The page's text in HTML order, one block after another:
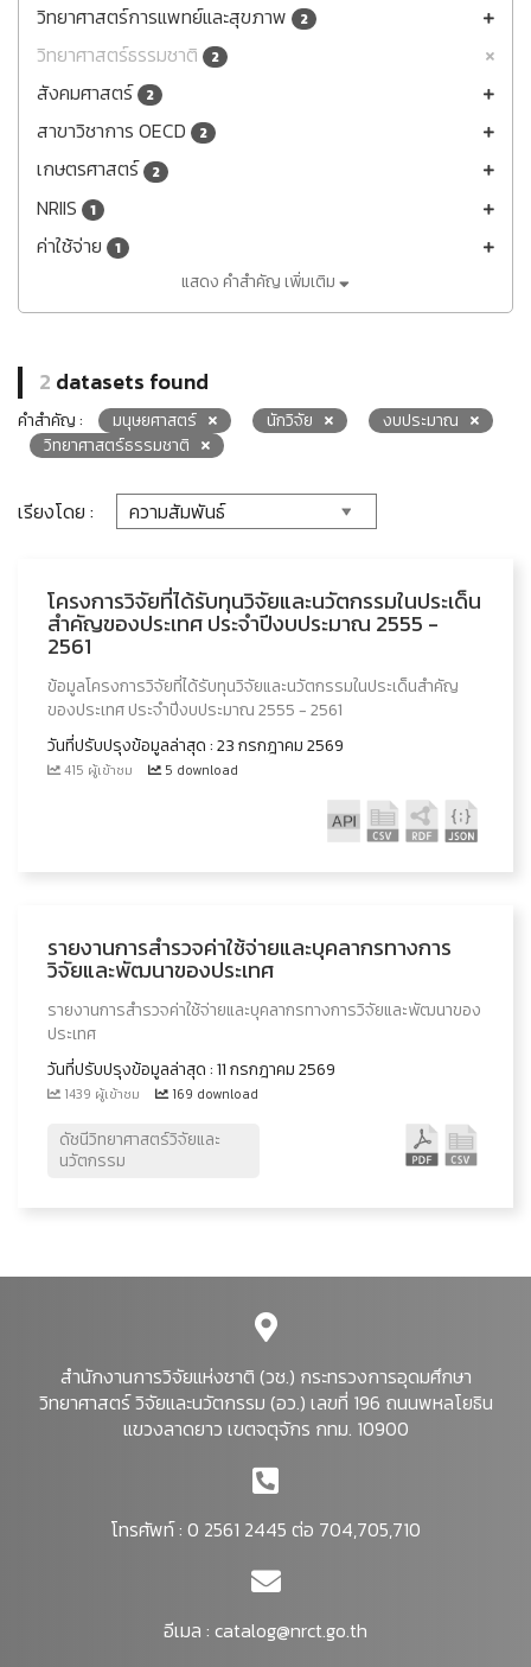
วิทยาศาสตร์การแพทย์และสุขภาพ 2
วิทยาศาสตร์ธรรมชาติ 2
สังคมศาสตร์ 2
สาขาวิชาการ OECD 2
เกษตรศาสตร์ 2
NRIIS 1
ค่าใช้จ่าย 1
แสดง คำสำคัญ เพิ่มเติม
2 datasets found
คำสำคัญ : มนุษยศาสตร์ นักวิจัย
งบประมาณ
วิทยาศาสตร์ธรรมชาติ
เรียงโดย :
โครงการวิจัยที่ได้รับทุนวิจัยและนวัตกรรมในประเด็น
สำคัญของประเทศ ประจำปีงบประมาณ 2555 -
2561
ข้อมูลโครงการวิจัยที่ได้รับทุนวิจัยและนวัตกรรมในประเด็นสำคัญ
ของประเทศ ประจำปีงบประมาณ 2555 - 2561
วันที่ปรับปรุงข้อมูลล่าสุด : 23 กรกฎาคม 2569
415 ผู้เข้าชม 5 download
รายงานการสำรวจค่าใช้จ่ายและบุคลากรทางการ
วิจัยและพัฒนาของประเทศ
รายงานการสำรวจค่าใช้จ่ายและบุคลากรทางการวิจัยและพัฒนาของ
ประเทศ
วันที่ปรับปรุงข้อมูลล่าสุด : 11 กรกฎาคม 2569
1439 ผู้เข้าชม 169 download
ดัชนีวิทยาศาสตร์วิจัยและ
นวัตกรรม
สำนักงานการวิจัยแห่งชาติ (วช.) กระทรวงการอุดมศึกษา
วิทยาศาสตร์ วิจัยและนวัตกรรม (อว.) เลขที่ 196 ถนนพหลโยธิน
แขวงลาดยาว เขตจตุจักร กทม. 10900
โทรศัพท์ : 0 2561 2445 ต่อ 704,705,710
อีเมล : catalog@nrct.go.th